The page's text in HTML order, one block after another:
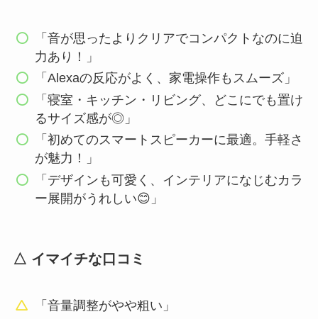
「音が思ったよりクリアでコンパクトなのに迫
力あり！」
「Alexaの反応がよく、家電操作もスムーズ」
「寝室・キッチン・リビング、どこにでも置け
るサイズ感が◎」
「初めてのスマートスピーカーに最適。手軽さ
が魅力！」
「デザインも可愛く、インテリアになじむカラ
ー展開がうれしい😊」
△ イマイチな口コミ
「音量調整がやや粗い」